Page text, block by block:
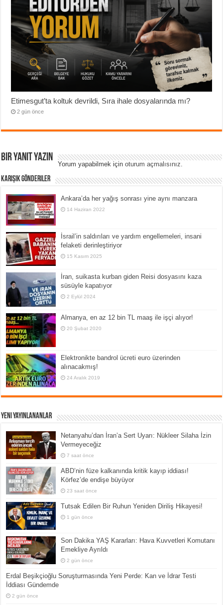
Etimesgut’ta koltuk devrildi, Sıra ihale dosyalarında mı?
2 gün önce
Bir yanıt yazın
Yorum yapabilmek içinoturum açmalısınız
Karışık Gönderiler
Ankara’da her yağış sonrası yine aynı manzara
14 Haziran 2022
İsrail’in saldırıları ve yardım engellemeleri, insani
felaketi derinleştiriyor
15 Kasım 2025
İran, suikasta kurban giden Reisi dosyasını kaza
süsüyle kapatıyor
2 Eylül 2024
Almanya, en az 12 bin TL maaş ile işçi alıyor!
20 Şubat 2020
Elektronikte bandrol ücreti euro üzerinden
alınacakmış!
24 Aralık 2019
Yeni Yayınlananlar
Netanyahu’dan İran’a Sert Uyarı: Nükleer Silaha İzin
Vermeyeceğiz
7 saat önce
ABD’nin füze kalkanında kritik kayıp iddiası!
Körfez’de endişe büyüyor
23 saat önce
Tutsak Edilen Bir Ruhun Yeniden Diriliş Hikayesi!
1 gün önce
Son Dakika YAŞ Kararları: Hava Kuvvetleri Komutanı
Emekliye Ayrıldı
2 gün önce
Erdal Beşikçioğlu Soruşturmasında Yeni Perde: Kan ve İdrar Testi
İddiası Gündemde
2 gün önce